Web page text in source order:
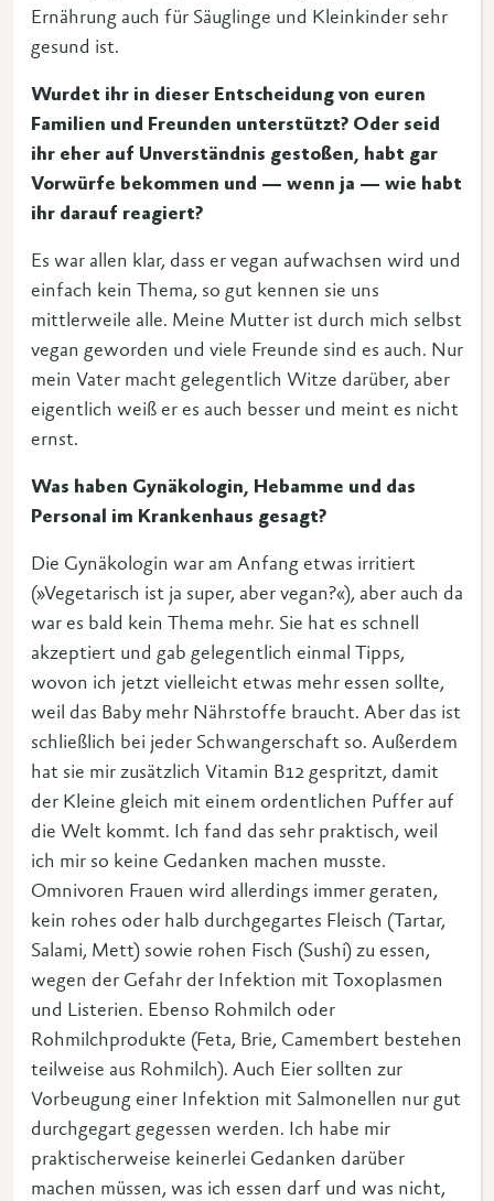
Ernährung auch für Säuglinge und Kleinkinder sehr
gesund ist.
Wurdet ihr in dieser Entscheidung von euren
Familien und Freunden unterstützt? Oder seid
ihr eher auf Unverständnis gestoßen, habt gar
Vorwürfe bekommen und — wenn ja — wie habt
ihr darauf reagiert?
Es war allen klar, dass er vegan aufwachsen wird und
einfach kein Thema, so gut kennen sie uns
mittlerweile alle. Meine Mutter ist durch mich selbst
vegan geworden und viele Freunde sind es auch. Nur
mein Vater macht gelegentlich Witze darüber, aber
eigentlich weiß er es auch besser und meint es nicht
ernst.
Was haben Gynäkologin, Hebamme und das
Personal im Krankenhaus gesagt?
Die Gynäkologin war am Anfang etwas irritiert
(»Vegetarisch ist ja super, aber vegan?«), aber auch da
war es bald kein Thema mehr. Sie hat es schnell
akzeptiert und gab gelegentlich einmal Tipps,
wovon ich jetzt vielleicht etwas mehr essen sollte,
weil das Baby mehr Nährstoffe braucht. Aber das ist
schließlich bei jeder Schwangerschaft so. Außerdem
hat sie mir zusätzlich Vitamin B12 gespritzt, damit
der Kleine gleich mit einem ordentlichen Puffer auf
die Welt kommt. Ich fand das sehr praktisch, weil
ich mir so keine Gedanken machen musste.
Omnivoren Frauen wird allerdings immer geraten,
kein rohes oder halb durchgegartes Fleisch (Tartar,
Salami, Mett) sowie rohen Fisch (Sushi) zu essen,
wegen der Gefahr der Infektion mit Toxoplasmen
und Listerien. Ebenso Rohmilch oder
Rohmilchprodukte (Feta, Brie, Camembert bestehen
teilweise aus Rohmilch). Auch Eier sollten zur
Vorbeugung einer Infektion mit Salmonellen nur gut
durchgegart gegessen werden. Ich habe mir
praktischerweise keinerlei Gedanken darüber
machen müssen, was ich essen darf und was nicht,